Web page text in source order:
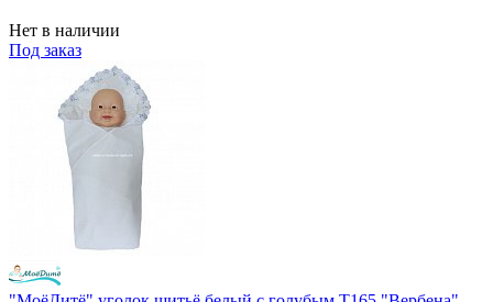
Нет в наличии
Под заказ